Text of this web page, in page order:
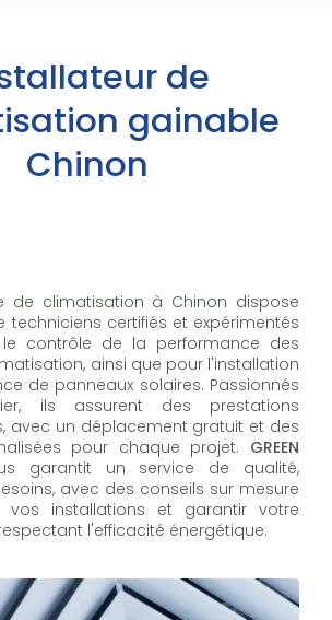
de
gainable
Chinon
de climatisation à Chinon dispose
techniciens certifiés et expérimentés
le contrôle de la performance des
ainsi que pour l'installation
de panneaux solaires. Passionnés
ils assurent des prestations
avec un déplacement gratuit et des
pour chaque projet. GREEN
garantit un service de qualité,
avec des conseils sur mesure
vos installations et garantir votre
l'efficacité énergétique.